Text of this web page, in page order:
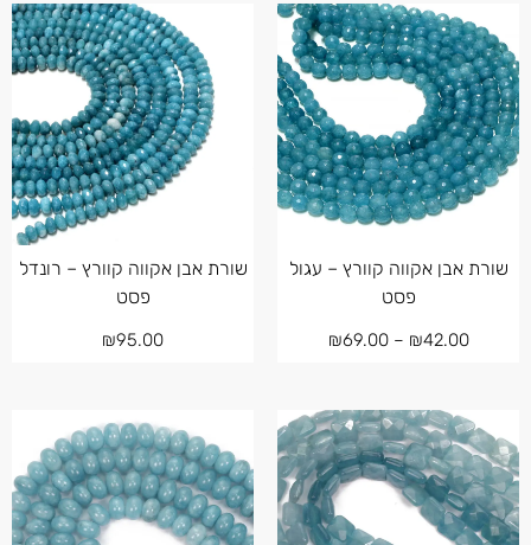
שורת אבן אקווה קוורץ – עגול
פסט
₪42.00
–
₪69.00
שורת אבן אקווה קוורץ – רונדל
פסט
₪95.00